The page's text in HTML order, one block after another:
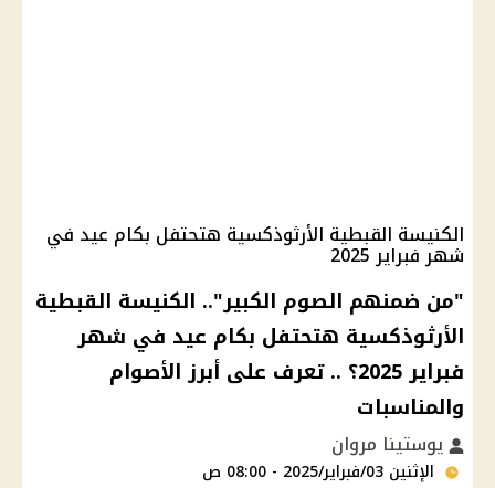
الكنيسة القبطية الأرثوذكسية هتحتفل بكام عيد في
شهر فبراير 2025
"من ضمنهم الصوم الكبير".. الكنيسة القبطية
الأرثوذكسية هتحتفل بكام عيد في شهر
فبراير 2025؟ .. تعرف على أبرز الأصوام
والمناسبات
يوستينا مروان
الإثنين 03/فبراير/2025 - 08:00 ص